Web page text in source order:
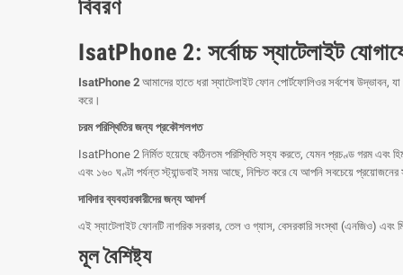
বিবরণ
IsatPhone 2: সর্বোচ্চ স্যাটেলাইট
IsatPhone 2 আমাদের হাতে ধরা স্যাটেলাইট ফোন পোর্টফোলিওর সর্বশেষ উদ্ভাবন,
করে।
চরম পরিস্থিতির জন্য প্রকৌশলগত
IsatPhone 2 নির্মিত হয়েছে কঠিনতম পরিস্থিতি সহ্য করতে, যেমন প্রচণ্ড গরম এবং
এবং ১৬০ ঘণ্টা পর্যন্ত স্ট্যান্ডবাই সময় আছে, নিশ্চিত করে যে আপনি সবচেয়ে
দাবিদার ব্যবহারকারীদের জন্য আদর্শ
এই স্যাটেলাইট ফোনটি নাগরিক সরকার, তেল ও গ্যাস, বেসরকারি সংস্থা (এনজিও) এবং
মূল বৈশিষ্ট্য